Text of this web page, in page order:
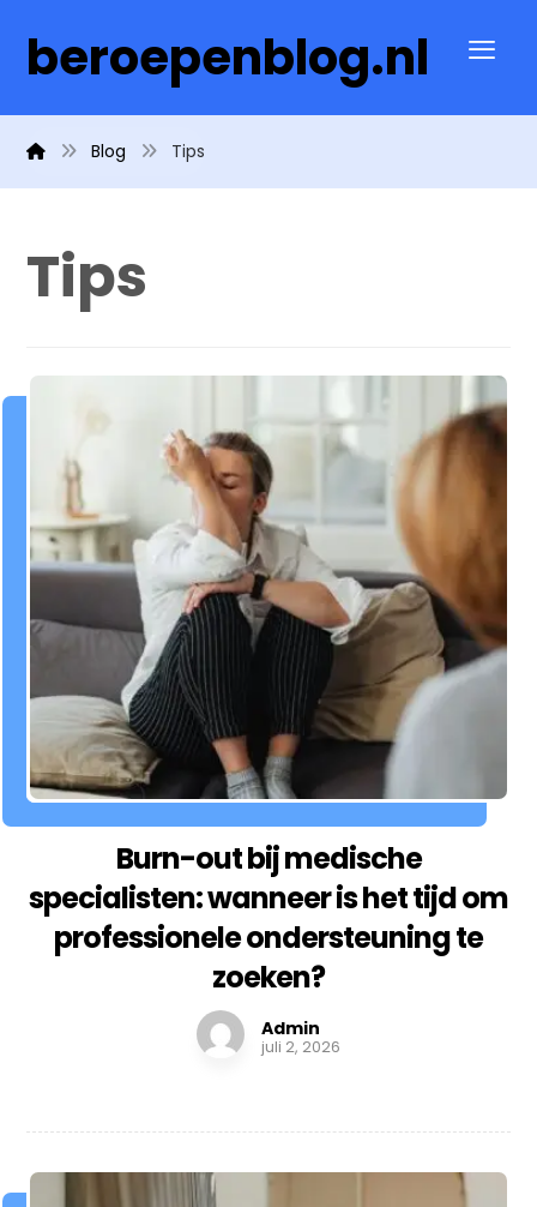
beroepenblog.nl
Blog Tips
Tips
Burn-out bij medische
specialisten: wanneer is het tijd om
professionele ondersteuning te
zoeken?
Admin
juli 2, 2026